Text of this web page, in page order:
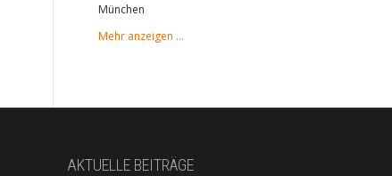
München
Mehr anzeigen …
AKTUELLE BEITRÄGE